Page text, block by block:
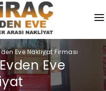
Eve Nakliyat Firması
Eve